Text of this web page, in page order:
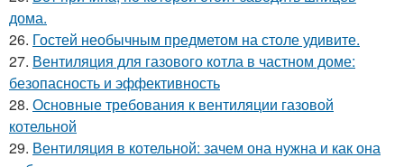
дома.
26. Гостей необычным предметом на столе удивите.
27. Вентиляция для газового котла в частном доме:
безопасность и эффективность
28. Основные требования к вентиляции газовой
котельной
29. Вентиляция в котельной: зачем она нужна и как она